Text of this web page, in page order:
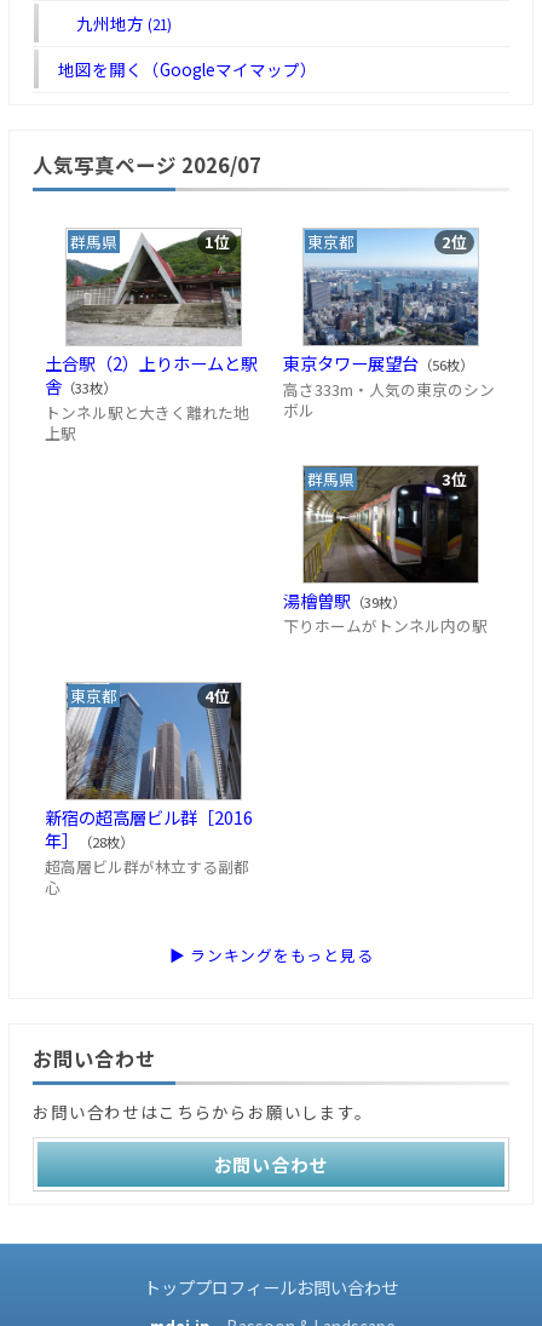
九州地方 (21)
地図を開く（Googleマイマップ）
人気写真ページ 2026/07
群馬県 1位
土合駅（2）上りホームと駅
舎 （33枚）
トンネル駅と大きく離れた地
上駅
東京都 2位
東京タワー展望台（56枚）
高さ333m・人気の東京のシン
ボル
群馬県 3位
湯檜曽駅 （39枚）
下りホームがトンネル内の駅
東京都 4位
新宿の超高層ビル群［2016
年］
（28枚）
超高層ビル群が林立する副都
心
▶ ランキングをもっと見る
お問い合わせ
お問い合わせはこちらからお願いします。
お問い合わせ
トッププロフィールお問い合わせ